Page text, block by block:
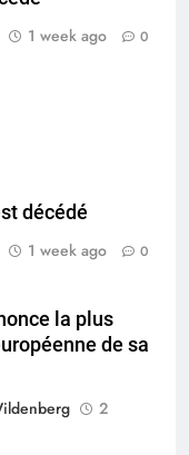
1 week ago 0
décédé
1 week ago 0
la plus
de sa
2